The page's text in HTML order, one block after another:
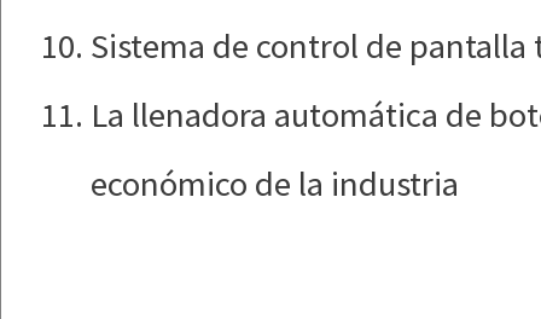
Sistema de control de pantalla
La llenadora automática de
económico de la industria